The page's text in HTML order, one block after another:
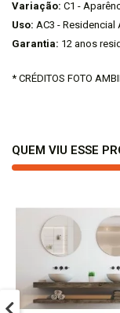
Variação: C1 -
Uso: AC3 - Residencial
Garantia: 12 anos
* CRÉDITOS FOTO
QUEM VIU ESSE